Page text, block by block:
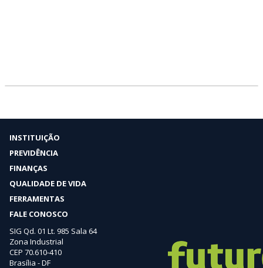
INSTITUIÇÃO
PREVIDÊNCIA
FINANÇAS
QUALIDADE DE VIDA
FERRAMENTAS
FALE CONOSCO
SIG Qd. 01 Lt. 985 Sala 64
Zona Industrial
CEP 70.610-410
Brasília - DF